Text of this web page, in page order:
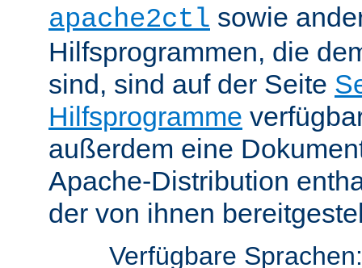
apache2ctl sowie
Hilfsprogrammen, die
sind, sind auf der Seite
Hilfsprogramme
außerdem eine
Apache-Distribution
der von ihnen
Verfügbare